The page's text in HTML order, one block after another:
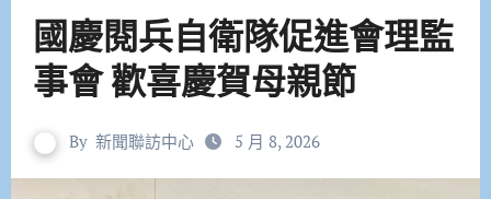
國慶閱兵自衛隊促進會理監
事會 歡喜慶賀母親節
By 新聞聯訪中心 5 月 8, 2026